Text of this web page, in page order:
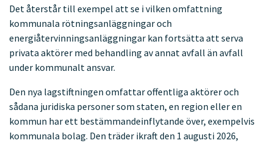
Det återstår till exempel att se i vilken omfattning
kommunala rötningsanläggningar och
energiåtervinningsanläggningar kan fortsätta att serva
privata aktörer med behandling av annat avfall än avfall
under kommunalt ansvar.
Den nya lagstiftningen omfattar offentliga aktörer och
sådana juridiska personer som staten, en region eller en
kommun har ett bestämmandeinflytande över, exempelvis
kommunala bolag. Den träder ikraft den 1 augusti 2026,